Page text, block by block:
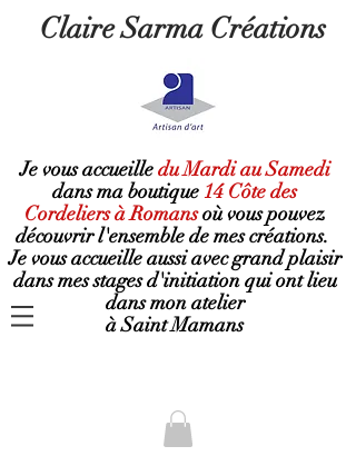
Claire Sarma Créations
Je vous accueilledu Mardi au Samedi
dans ma boutique14 Côte des
Cordeliers à Romansoùvous pouvez
découvrir l'ensemble de mes créations.
Je vous accueille aussi avec grand plaisir
dans mes stages d'initiation qui ont lieu
dans mon atelier
à Saint Mamans